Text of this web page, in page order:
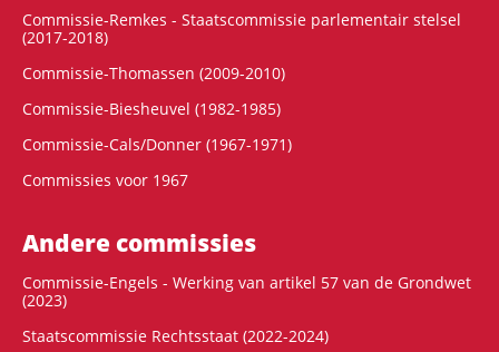
Commissie-Remkes - Staatscommissie parlementair stelsel
(2017-2018)
Commissie-Thomassen (2009-2010)
Commissie-Biesheuvel (1982-1985)
Commissie-Cals/Donner (1967-1971)
Commissies voor 1967
Andere commissies
Commissie-Engels - Werking van artikel 57 van de Grondwet
(2023)
Staatscommissie Rechtsstaat (2022-2024)